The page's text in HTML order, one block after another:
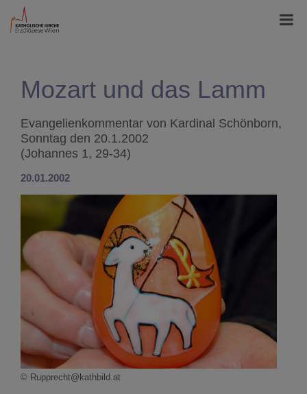
Mozart und das Lamm
Evangelienkommentar von Kardinal Schönborn,
Sonntag den 20.1.2002
(Johannes 1, 29-34)
20.01.2002
© Rupprecht@kathbild.at